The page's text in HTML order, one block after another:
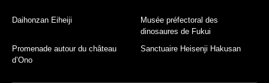
Daihonzan Eiheiji
Musée préfectoral des
dinosaures de Fukui
Promenade autour du château
d’Ono
Sanctuaire Heisenji Hakusan